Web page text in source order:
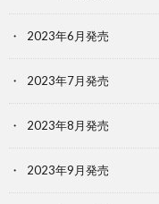
2023年6月発売
2023年7月発売
2023年8月発売
2023年9月発売